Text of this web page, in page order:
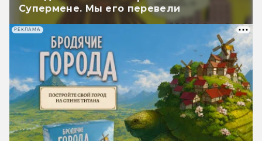
Супермене. Мы его перевели
РЕКЛАМА